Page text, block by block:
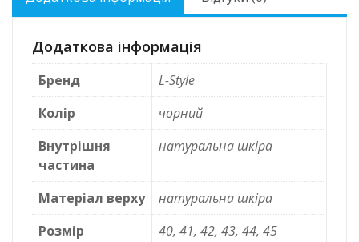
Додаткова інформація
Бренд
L-Style
Колір
чорний
Внутрішня
частина
натуральна шкіра
Матеріал верху
натуральна шкіра
Розмір
40, 41, 42, 43, 44, 45